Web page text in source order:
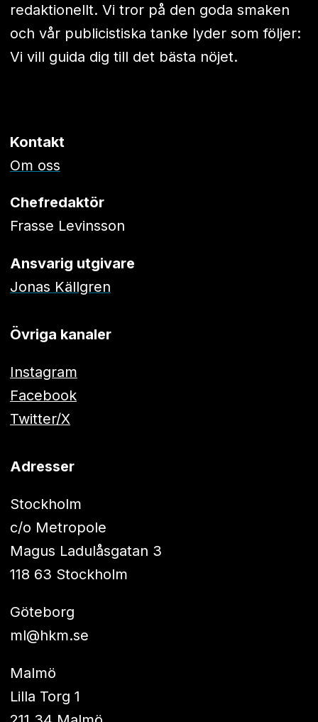
redaktionellt. Vi tror på den goda smaken
och vår publicistiska tanke lyder som följer:
Vi vill guida dig till det bästa nöjet.
Kontakt
Om oss
Chefredaktör
Frasse Levinsson
Ansvarig utgivare
Jonas Källgren
Övriga kanaler
Instagram
Facebook
Twitter/X
Adresser
Stockholm
c/o Metropole
Magus Ladulåsgatan 3
118 63 Stockholm
Göteborg
ml@hkm.se
Malmö
Lilla Torg 1